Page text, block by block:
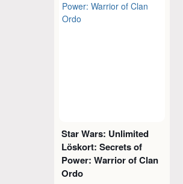
Star Wars: Unlimited
Löskort: Secrets of
Power: Warrior of Clan
Ordo